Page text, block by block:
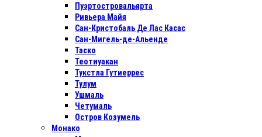
Пуэртостровальярта
Ривьера Майя
Сан-Кристобаль Де Лас Касас
Сан-Мигель-де-Альенде
Таско
Теотиуакан
Тукстла Гутиеррес
Тулум
Ушмаль
Четумаль
Остров Козумель
Монако